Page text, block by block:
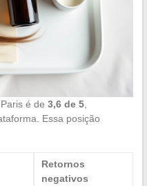
é de 3,6 de 5,
Essa posição
Retornos
negativos